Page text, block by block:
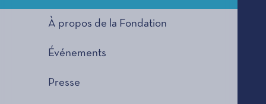
À propos de la Fondation
Événements
Presse